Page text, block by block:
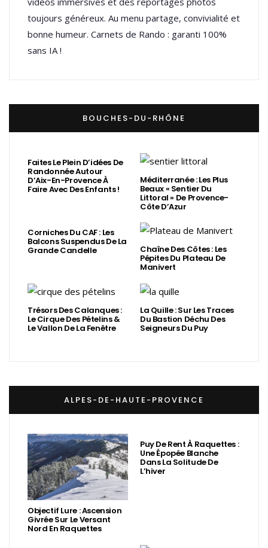
toujours généreux. Au menu partage, convivialité et
bonne humeur. Carnets de Rando : garanti 100%
sans IA !
BOUCHES-DU-RHÔNE
Faites Le Plein D’idées De
Randonnée Autour
D’Aix-En-Provence À
Faire Avec Des Enfants !
Méditerranée : Les Plus
Beaux « Sentier Du
Littoral » De Provence-
Côte D’Azur
Corniches Du CAF : Les
Balcons Suspendus De La
Grande Candelle Chaîne Des Côtes : Les
Pépites Du Plateau De
Manivert
Trésors Des Calanques :
Le Cirque Des Pételins &
Le Vallon De La Fenêtre
La Quille : Sur Les Traces
Du Bastion Déchu Des
Seigneurs Du Puy
ALPES-DE-HAUTE-PROVENCE
Objectif Lure : Ascension
Givrée Sur Le Versant
Nord En Raquettes
Puy De Rent À Raquettes :
Une Épopée Blanche
Dans La Solitude De
L’hiver